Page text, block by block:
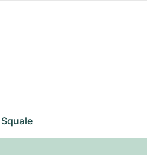
Squale